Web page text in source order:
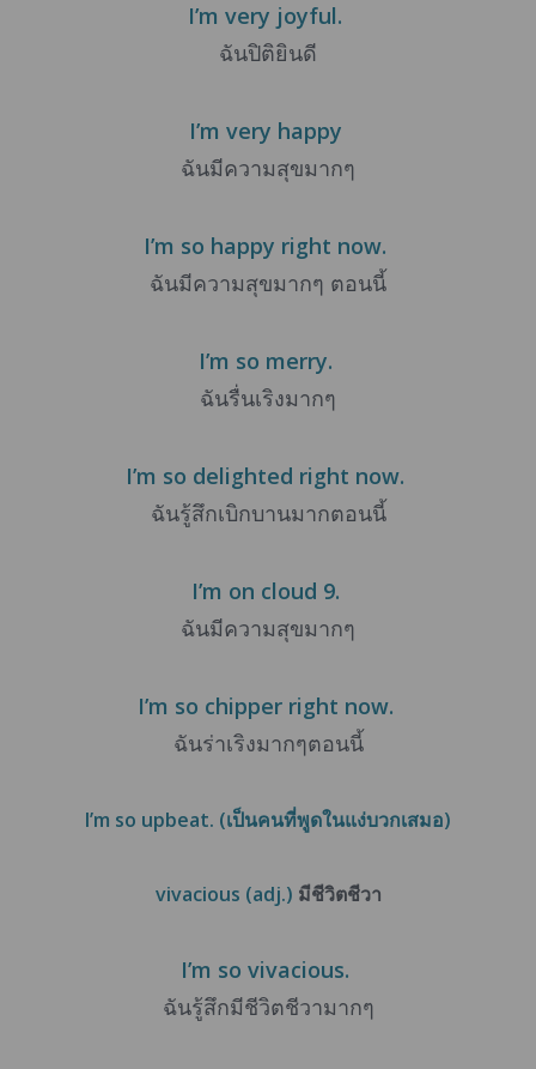
I’m very joyful.
ฉันปิติยินดี
I’m very happy
ฉันมีความสุขมากๆ
I’m so happy right now.
ฉันมีความสุขมากๆ ตอนนี้
I’m so merry.
ฉันรื่นเริงมากๆ
I’m so delighted right now.
ฉันรู้สึกเบิกบานมากตอนนี้
I’m on cloud 9.
ฉันมีความสุขมากๆ
I’m so chipper right now.
ฉันร่าเริงมากๆตอนนี้
I’m so upbeat. (เป็นคนที่พูดในแง่บวกเสมอ)
vivacious (adj.) มีชีวิตชีวา
I’m so vivacious.
ฉันรู้สึกมีชีวิตชีวามากๆ